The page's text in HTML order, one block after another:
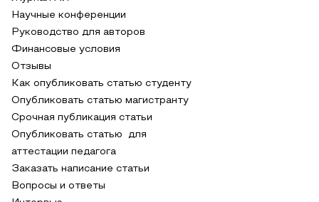
Научные конференции
Руководство для авторов
Финансовые условия
Отзывы
Как опубликовать статью студенту
Опубликовать статью магистранту
Срочная публикация статьи
Опубликовать статью для
аттестации педагога
Заказать написание статьи
Вопросы и ответы